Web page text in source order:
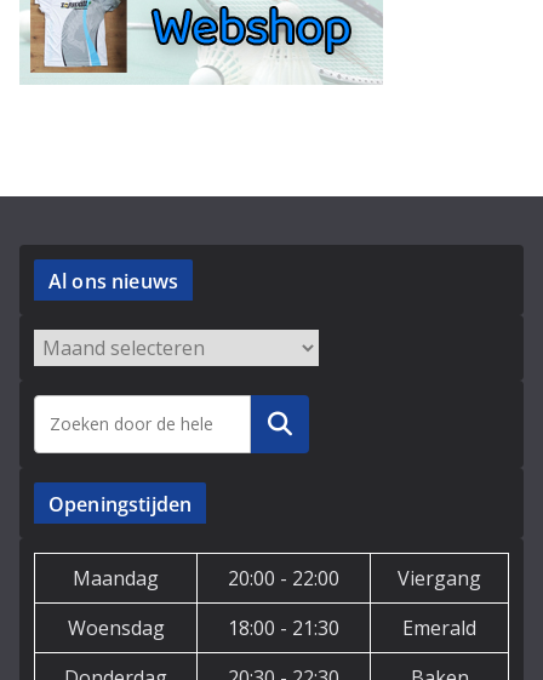
Al ons nieuws
Archieven
Zoeken
Openingstijden
Maandag 20:00 - 22:00
Viergang
Woensdag
18:00 - 21:30
Emerald